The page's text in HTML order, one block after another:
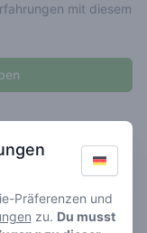
mit diesem
Präferenzen und
zu. Du musst